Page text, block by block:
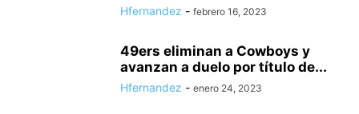
Hfernandez - febrero 16, 2023
49ers eliminan a Cowboys y
avanzan a duelo por título de...
Hfernandez - enero 24, 2023